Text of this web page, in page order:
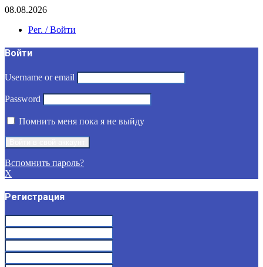
08.08.2026
Рег. / Войти
Войти
Username or email
Password
Помнить меня пока я не выйду
Вспомнить пароль?
X
Регистрация